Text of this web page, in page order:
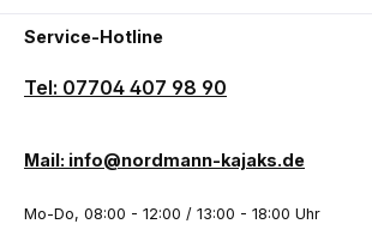
Service-Hotline
Tel: 07704 407 98 90
Mail: info@nordmann-kajaks.de
Mo-Do, 08:00 - 12:00 / 13:00 - 18:00 Uhr